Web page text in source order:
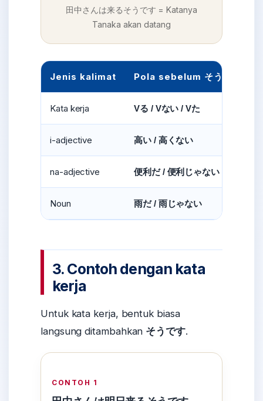
田中さんは来るそうです = Katanya
Tanaka akan datang
Jenis kalimat Pola sebelum そうです
Kata kerja Vる / Vない / Vた
i-adjective 高い / 高くない
na-adjective 便利だ / 便利じゃない
Noun 雨だ / 雨じゃない
3. Contoh dengan kata
kerja
Untuk kata kerja, bentuk biasa
langsung ditambahkan そうです.
CONTOH 1